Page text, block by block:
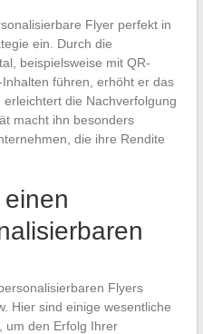
Flyer perfekt in
ein. Durch die
beispielsweise mit QR-
führen, erhöht er das
die Nachverfolgung
macht ihn besonders
die ihre Rendite
Flyers
Hier sind einige wesentliche
um den Erfolg Ihrer